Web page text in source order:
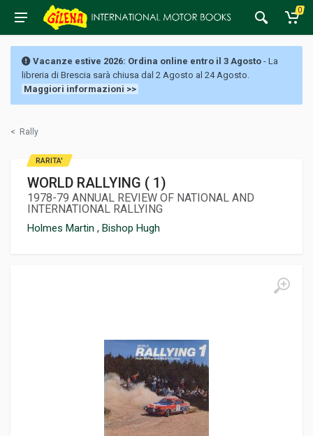
0
Vacanze estive 2026: Ordina online entro il 3 Agosto - La
libreria di Brescia sarà chiusa dal 2 Agosto al 24 Agosto.
Maggiori informazioni >>
< Rally
WORLD RALLYING ( 1)
1978-79 ANNUAL REVIEW OF NATIONAL AND
INTERNATIONAL RALLYING
Holmes Martin , Bishop Hugh
RARITA'